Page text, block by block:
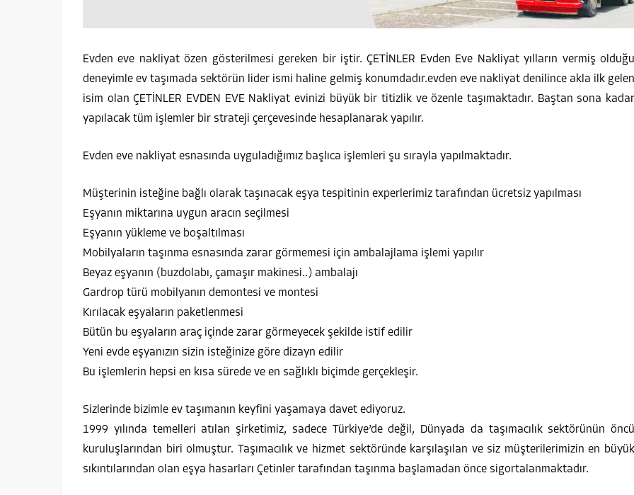
Evden eve nakliyat özen gösterilmesi gereken bir iştir. ÇETİNLER Evden Eve Nakliyat yılların vermiş olduğu
deneyimle ev taşımada sektörün lider ismi haline gelmiş konumdadır.evden eve nakliyat denilince akla ilk gelen
isim olan ÇETİNLER EVDEN EVE Nakliyat evinizi büyük bir titizlik ve özenle taşımaktadır. Baştan sona kadar
yapılacak tüm işlemler bir strateji çerçevesinde hesaplanarak yapılır.
Evden eve nakliyat esnasında uyguladığımız başlıca işlemleri şu sırayla yapılmaktadır.
Müşterinin isteğine bağlı olarak taşınacak eşya tespitinin experlerimiz tarafından ücretsiz yapılması
Eşyanın miktarına uygun aracın seçilmesi
Eşyanın yükleme ve boşaltılması
Mobilyaların taşınma esnasında zarar görmemesi için ambalajlama işlemi yapılır
Beyaz eşyanın (buzdolabı, çamaşır makinesi..) ambalajı
Gardrop türü mobilyanın demontesi ve montesi
Kırılacak eşyaların paketlenmesi
Bütün bu eşyaların araç içinde zarar görmeyecek şekilde istif edilir
Yeni evde eşyanızın sizin isteğinize göre dizayn edilir
Bu işlemlerin hepsi en kısa sürede ve en sağlıklı biçimde gerçekleşir.
Sizlerinde bizimle ev taşımanın keyfini yaşamaya davet ediyoruz.
1999 yılında temelleri atılan şirketimiz, sadece Türkiye’de değil, Dünyada da taşımacılık sektörünün öncü
kuruluşlarından biri olmuştur. Taşımacılık ve hizmet sektöründe karşılaşılan ve siz müşterilerimizin en büyük
sıkıntılarından olan eşya hasarları Çetinler tarafından taşınma başlamadan önce sigortalanmaktadır.